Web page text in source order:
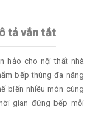
tả vắn tắt
hảo cho nội thất nhà
bếp thùng đa năng
biến nhiều món cùng
gian đứng bếp mỗi